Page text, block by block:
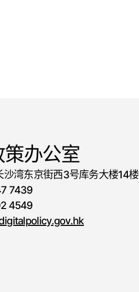
办公室
沙湾东京街西3号库务大楼14楼
7439
4549